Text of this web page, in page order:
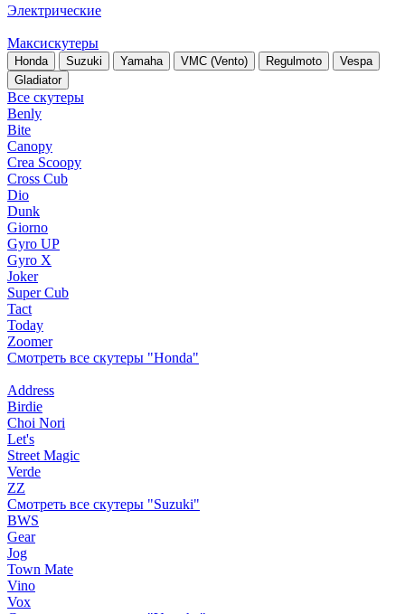
Электрические
Максискутеры
Honda Suzuki Yamaha VMC (Vento) Regulmoto
Vespa
Gladiator
Все скутеры
Benly
Bite
Canopy
Crea Scoopy
Cross Cub
Dio
Dunk
Giorno
Gyro UP
Gyro X
Joker
Super Cub
Tact
Today
Zoomer
Смотреть все скутеры "Honda"
Address
Birdie
Choi Nori
Let's
Street Magic
Verde
ZZ
Смотреть все скутеры "Suzuki"
BWS
Gear
Jog
Town Mate
Vino
Vox